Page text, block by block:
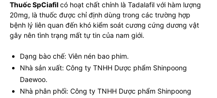
Thuốc SpCiafil có hoạt chất chính là Tadalafil với hàm lượng
20mg, là thuốc được chỉ định dùng trong các trường hợp
bệnh lý liên quan đến khó kiểm soát cương cứng dương vật
gây nên tình trạng mất tự tin của nam giới.
Dạng bào chế: Viên nén bao phim.
Nhà sản xuất: Công ty TNHH Dược phẩm Shinpoong
Daewoo.
Nhà phân phối: Công ty TNHH Dược phẩm Shinpoong